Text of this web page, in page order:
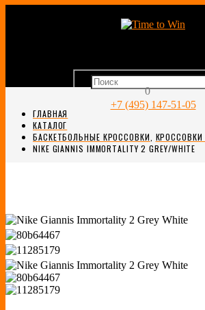
0
+7 (495) 147-51-05
ГЛАВНАЯ
КАТАЛОГ
БАСКЕТБОЛЬНЫЕ КРОССОВКИ КРОССОВКИ
NIKE GIANNIS IMMORTALITY 2 GREY/WHITE